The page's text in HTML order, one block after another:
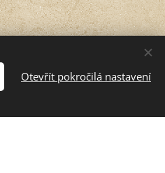
Otevřít pokročilá nastavení